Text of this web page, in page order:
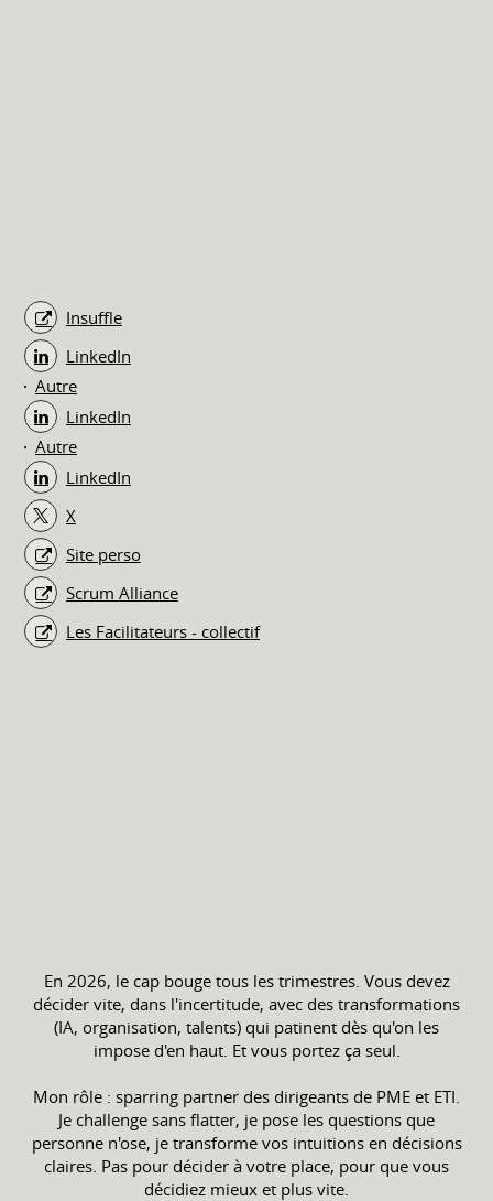
Insuffle
LinkedIn
Autre
LinkedIn
Autre
LinkedIn
X
Site perso
Scrum Alliance
Les Facilitateurs - collectif
En 2026, le cap bouge tous les trimestres. Vous devez
décider vite, dans l'incertitude, avec des transformations
(IA, organisation, talents) qui patinent dès qu'on les
impose d'en haut. Et vous portez ça seul.
Mon rôle : sparring partner des dirigeants de PME et ETI.
Je challenge sans flatter, je pose les questions que
personne n'ose, je transforme vos intuitions en décisions
claires. Pas pour décider à votre place, pour que vous
décidiez mieux et plus vite.